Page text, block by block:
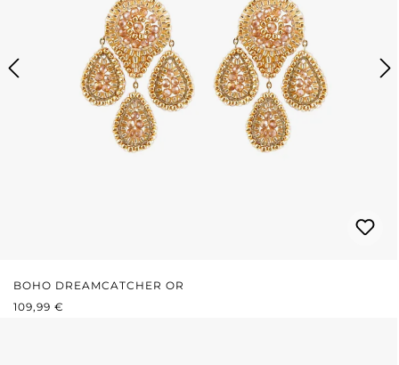
BOHO DREAMCATCHER OR
PRIX RÉGULIER :
109,99 €